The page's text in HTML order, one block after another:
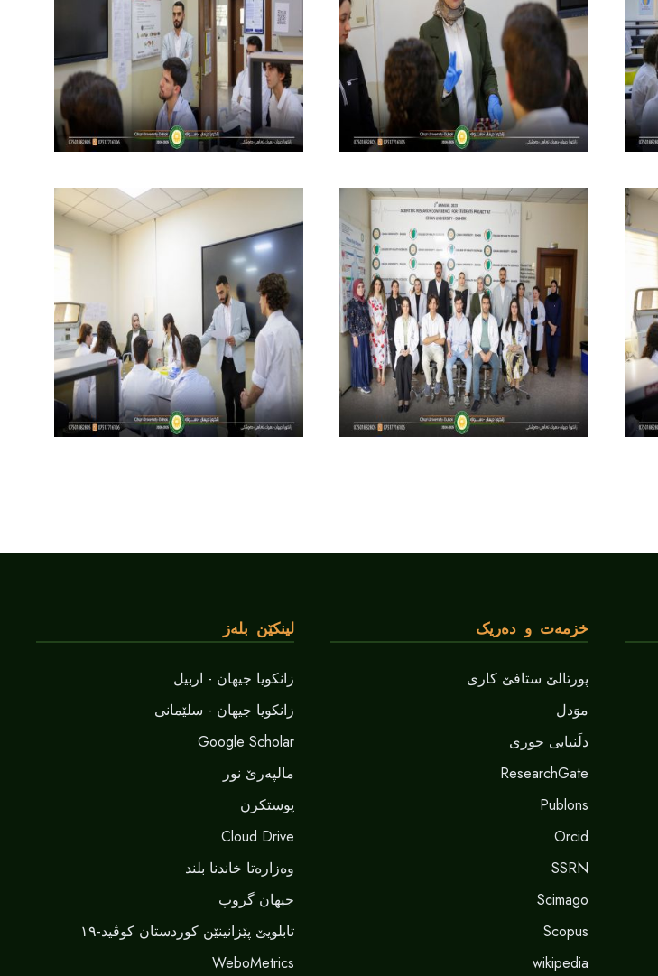
خزمەت و دەریک
پورتالێ ستافێ کاری
موَدل
دلَنيايى جورى
ResearchGate
Publons
Orcid
SSRN
Scimago
Scopus
wikipedia
لینکێن بلەز
زانکویا جیهان - اربیل
زانکویا جیهان - سلێمانی
Google Scholar
مالپەرێ نور
پوستکرن
Cloud Drive
وەزارەتا خاندنا بلند
جیهان گروپ
تابلویێ پێزانینێن کوردستان کوڤید-١٩
WeboMetrics